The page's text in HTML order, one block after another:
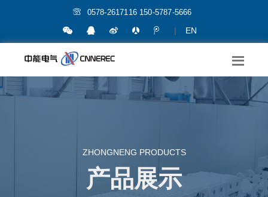
0578-2617116 150-5787-5666
| EN
ZHONGNENG PRODUCTS
产品展示